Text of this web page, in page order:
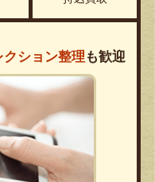
ション整理 も歓迎